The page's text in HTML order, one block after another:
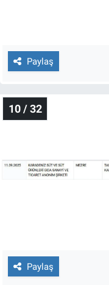
Paylaş
10 / 32
Paylaş